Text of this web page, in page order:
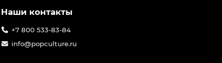
Наши контакты
+7 800 533-83-84
info@popculture.ru